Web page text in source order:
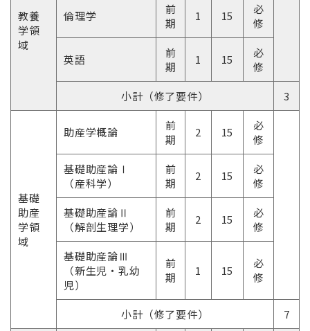
教養
学領
域
倫理学
前
期
1 15
必
修
英語
前
期
1 15
必
修
小計（修了要件）
3
基礎
助産
学領
域
助産学概論
前
期
2 15
必
修
基礎助産論Ⅰ
（産科学）
前
期
2 15
必
修
基礎助産論Ⅱ
（解剖生理学）
前
期
2 15
必
修
基礎助産論Ⅲ
（新生児・乳幼
児）
前
期
1 15
必
修
小計（修了要件） 7